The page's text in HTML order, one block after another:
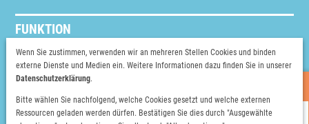
Heutige Öffnungszeiten
HALLENBAD
FUNKTION
Schriftgröße ändern
Vorlesen
WEITERE INFOS
Wenn Sie zustimmen, verwenden wir an mehreren Stellen Cookies und binden
externe Dienste und Medien ein. Weitere Informationen dazu finden Sie in unserer
Datenschutzerklärung.
Bitte wählen Sie nachfolgend, welche Cookies gesetzt und welche externen
Ressourcen geladen werden dürfen. Bestätigen Sie dies durch "Ausgewählte